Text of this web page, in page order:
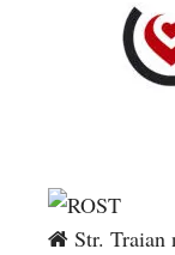
Str. Traian